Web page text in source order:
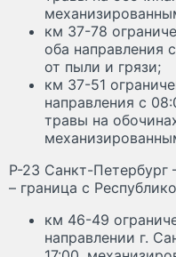
км 37-78
оба направления
от пыли и грязи;
км 37-51
направления с
травы на
Р-23 Санкт-Петербург
– граница с
км 46-49
направлении г.